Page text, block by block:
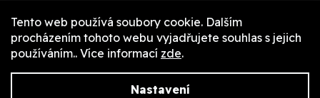
Tento web používá soubory cookie. Dalším
procházením tohoto webu vyjadřujete souhlas s jejich
používáním.. Více informací zde.
Nastavení
Pravidla a nastavení cookies